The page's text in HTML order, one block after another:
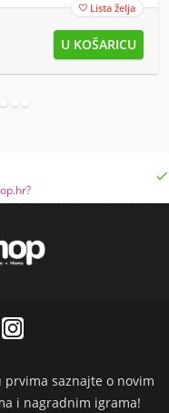
 Lista želja

saznajte o novim
i nagradnim igrama!